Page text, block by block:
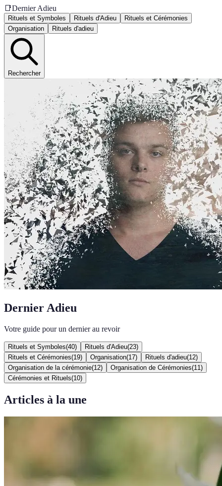
📑Dernier Adieu
Rituels et Symboles Rituels d'Adieu
Rituels et Cérémonies
Organisation
Rituels d'adieu
Rechercher
Dernier Adieu
Votre guide pour un dernier au revoir
Rituels et Symboles(40) Rituels d'Adieu(23)
Rituels et Cérémonies(19) Organisation(17) Rituels d'adieu(12)
Organisation de la cérémonie(12) Organisation de Cérémonies(11 )
Cérémonies et Rituels(10)
Articles à la une